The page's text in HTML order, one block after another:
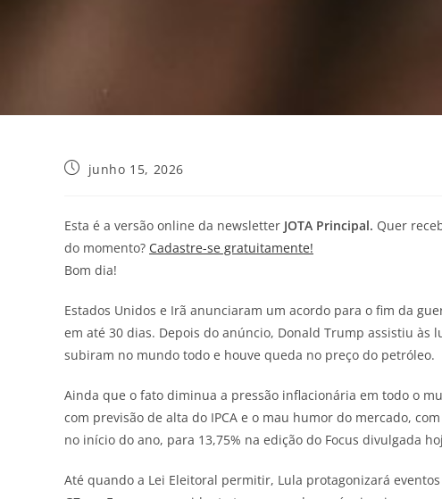
junho 15, 2026
Esta é a versão online da newsletter JOTA Principal. Quer
do momento? Cadastre-se gratuitamente!
Bom dia!
Estados Unidos e Irã anunciaram um acordo para o fim da
em até 30 dias. Depois do anúncio, Donald Trump assistiu às
subiram no mundo todo e houve queda no preço do petróleo.
Ainda que o fato diminua a pressão inflacionária em todo o
com previsão de alta do IPCA e o mau humor do mercado,
no início do ano, para 13,75% na edição do Focus divulgada
Até quando a Lei Eleitoral permitir, Lula protagonizará